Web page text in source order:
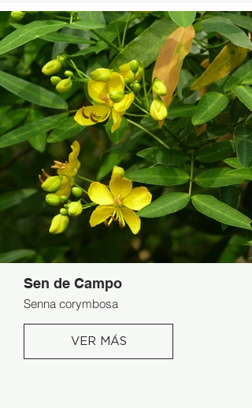
Sen de Campo
Senna corymbosa
VER MÁS